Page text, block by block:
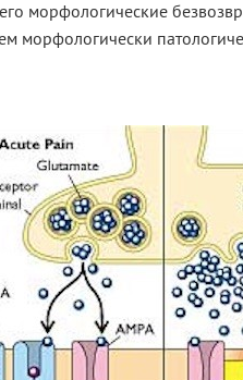
морфологические
морфологически